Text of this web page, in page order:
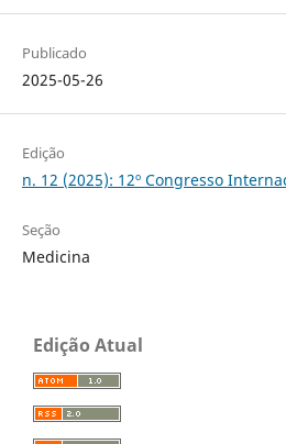
Publicado
2025-05-26
Edição
n. 12 (2025): 12º Congresso
Seção
Medicina
Edição Atual